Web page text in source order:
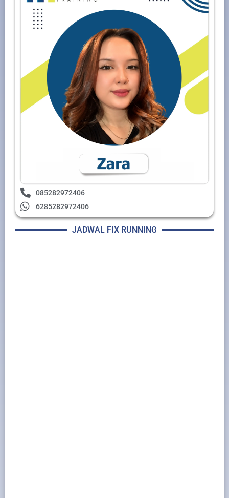
085282972406
6285282972406
JADWAL FIX RUNNING